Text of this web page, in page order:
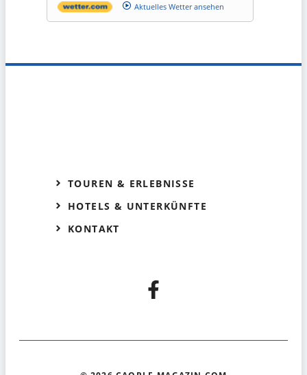
Aktuelles Wetter ansehen
TOUREN & ERLEBNISSE
HOTELS & UNTERKÜNFTE
KONTAKT